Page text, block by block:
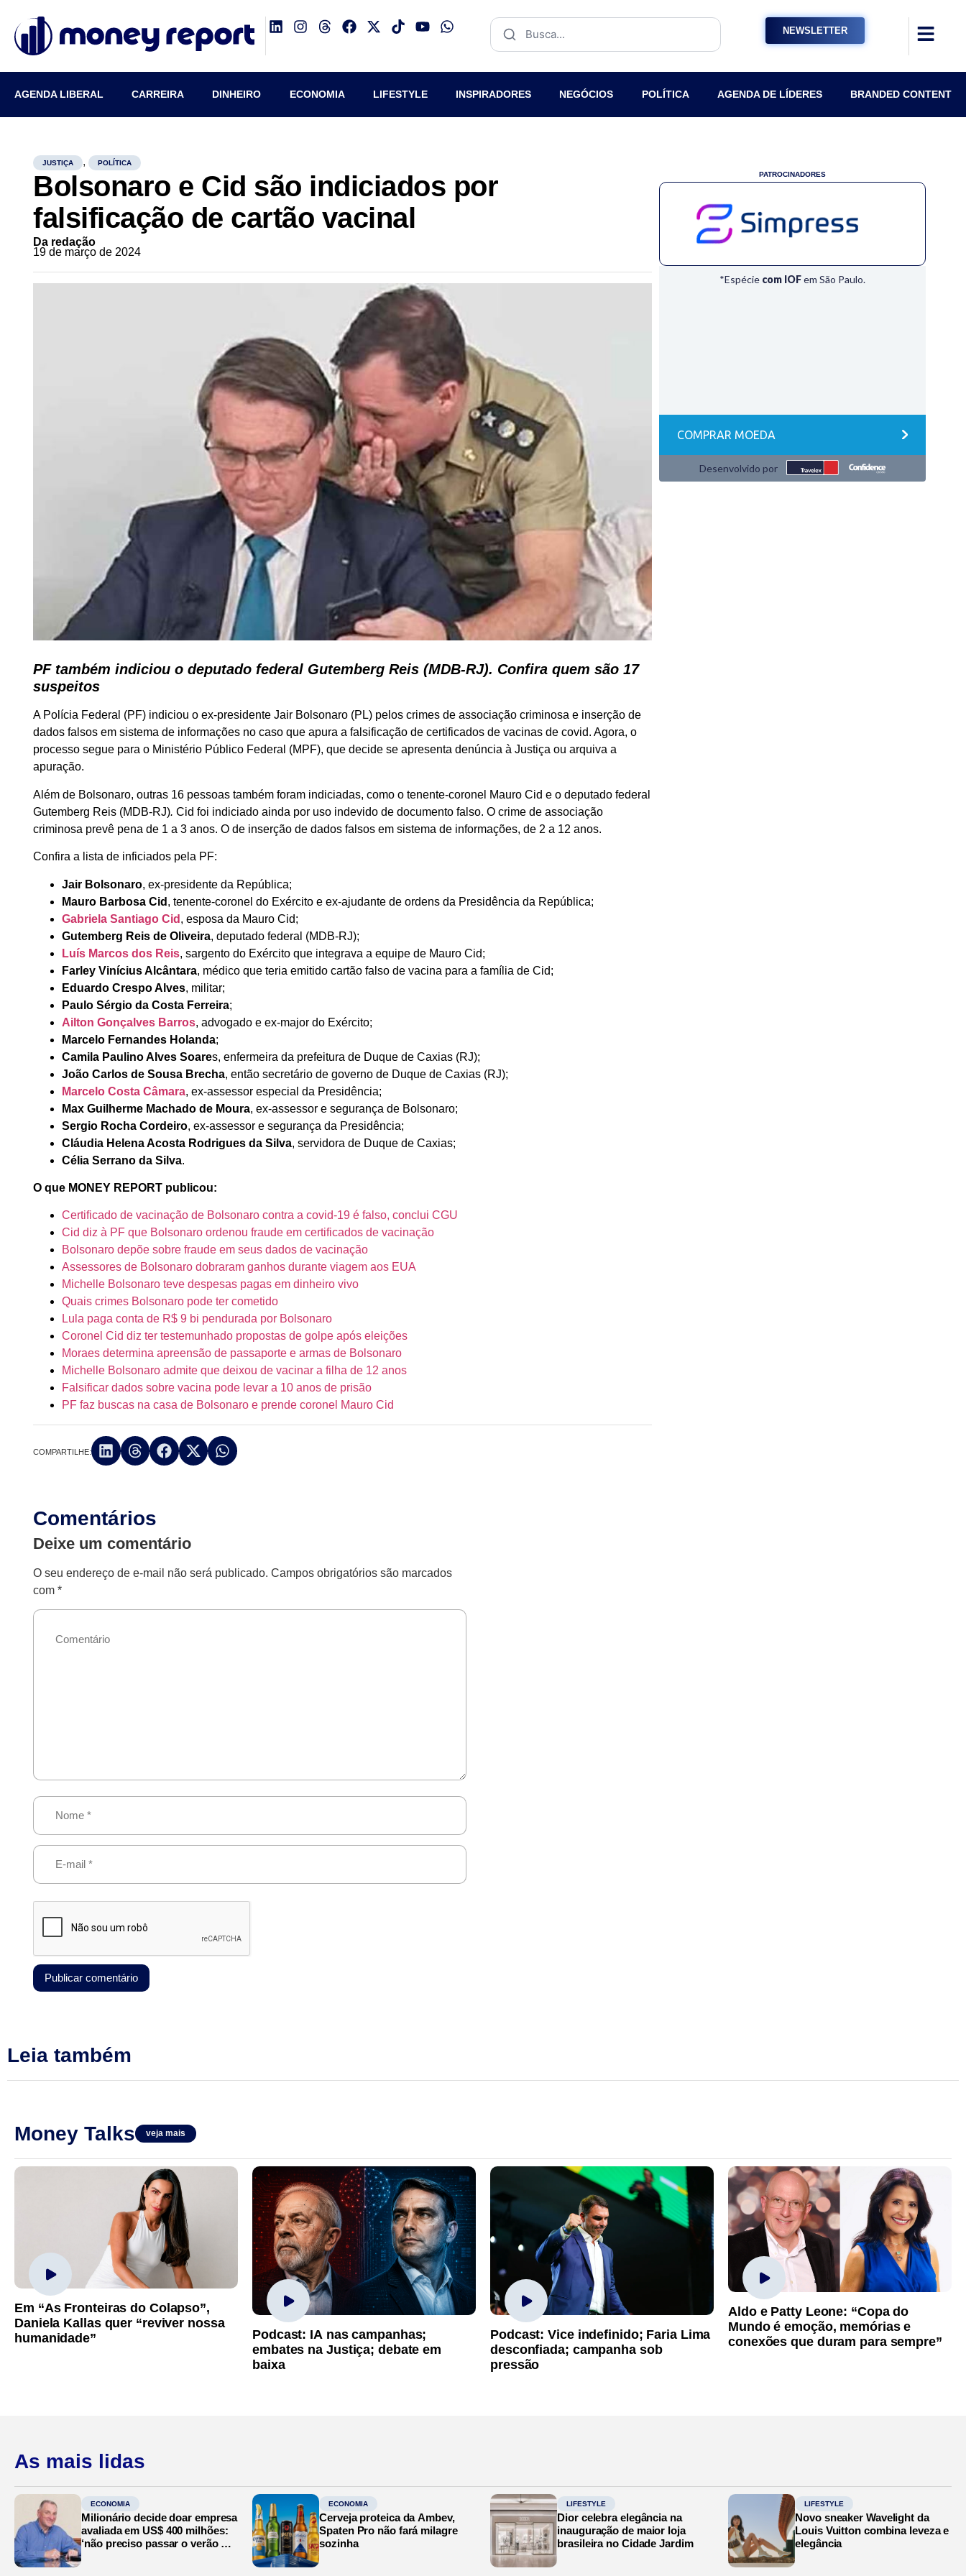
NEWSLETTER
AGENDA LIBERAL CARREIRA DINHEIRO ECONOMIA LIFESTYLE INSPIRADORES NEGÓCIOS POLÍTICA AGENDA DE LÍDERES BRANDED CONTENT
JUSTIÇA , POLÍTICA
Bolsonaro e Cid são indiciados por
falsificação de cartão vacinal
Da redação
19 de março de 2024
PF também indiciou o deputado federal Gutemberg Reis (MDB-RJ). Confira quem são 17
suspeitos
A Polícia Federal (PF) indiciou o ex-presidente Jair Bolsonaro (PL) pelos crimes de associação criminosa e inserção de
dados falsos em sistema de informações no caso que apura a falsificação de certificados de vacinas de covid. Agora, o
processo segue para o Ministério Público Federal (MPF), que decide se apresenta denúncia à Justiça ou arquiva a
apuração.
Além de Bolsonaro, outras 16 pessoas também foram indiciadas, como o tenente-coronel Mauro Cid e o deputado federal
Gutemberg Reis (MDB-RJ). Cid foi indiciado ainda por uso indevido de documento falso. O crime de associação
criminosa prevê pena de 1 a 3 anos. O de inserção de dados falsos em sistema de informações, de 2 a 12 anos.
Confira a lista de inficiados pela PF:
Jair Bolsonaro, ex-presidente da República;
Mauro Barbosa Cid , tenente-coronel do Exército e ex-ajudante de ordens da Presidência da República;
Gabriela Santiago Cid , esposa da Mauro Cid;
Gutemberg Reis de Oliveira, deputado federal (MDB-RJ);
Luís Marcos dos Reis, sargento do Exército que integrava a equipe de Mauro Cid;
Farley Vinícius Alcântara, médico que teria emitido cartão falso de vacina para a família de Cid;
Eduardo Crespo Alves, militar;
Paulo Sérgio da Costa Ferreira;
Ailton Gonçalves Barros, advogado e ex-major do Exército;
Marcelo Fernandes Holanda;
Camila Paulino Alves Soares, enfermeira da prefeitura de Duque de Caxias (RJ);
João Carlos de Sousa Brecha, então secretário de governo de Duque de Caxias (RJ);
Marcelo Costa Câmara, ex-assessor especial da Presidência;
Max Guilherme Machado de Moura, ex-assessor e segurança de Bolsonaro;
Sergio Rocha Cordeiro, ex-assessor e segurança da Presidência;
Cláudia Helena Acosta Rodrigues da Silva, servidora de Duque de Caxias;
Célia Serrano da Silva.
O que MONEY REPORT publicou:
Certificado de vacinação de Bolsonaro contra a covid-19 é falso, conclui CGU
Cid diz à PF que Bolsonaro ordenou fraude em certificados de vacinação
Bolsonaro depõe sobre fraude em seus dados de vacinação
Assessores de Bolsonaro dobraram ganhos durante viagem aos EUA
Michelle Bolsonaro teve despesas pagas em dinheiro vivo
Quais crimes Bolsonaro pode ter cometido
Lula paga conta de R$ 9 bi pendurada por Bolsonaro
Coronel Cid diz ter testemunhado propostas de golpe após eleições
Moraes determina apreensão de passaporte e armas de Bolsonaro
Michelle Bolsonaro admite que deixou de vacinar a filha de 12 anos
Falsificar dados sobre vacina pode levar a 10 anos de prisão
PF faz buscas na casa de Bolsonaro e prende coronel Mauro Cid
COMPARTILHE:
Comentários
Deixe um comentário
O seu endereço de e-mail não será publicado. Campos obrigatórios são marcados
com*
PATROCINADORES
Leia também
Money Talks veja mais
Em “As Fronteiras do Colapso”,
Daniela Kallas quer “reviver nossa
humanidade”
Podcast: IA nas campanhas;
embates na Justiça; debate em
baixa
Podcast: Vice indefinido; Faria Lima
desconfiada; campanha sob
pressão
Aldo e Patty Leone: “Copa do
Mundo é emoção, memórias e
conexões que duram para sempre”
As mais lidas
ECONOMIA
Milionário decide doar empresa
avaliada em US$ 400 milhões:
‘não preciso passar o verão no
ECONOMIA
Cerveja proteica da Ambev,
Spaten Pro não fará milagre
sozinha
LIFESTYLE
Dior celebra elegância na
inauguração de maior loja
brasileira no Cidade Jardim
LIFESTYLE
Novo sneaker Wavelight da
Louis Vuitton combina leveza e
elegância